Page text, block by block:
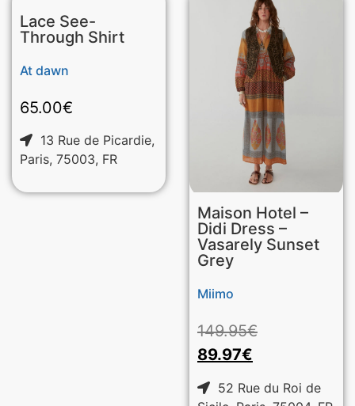
Lace See-
Through Shirt
At dawn
65.00€
13 Rue de Picardie,
Paris, 75003, FR
Maison Hotel –
Didi Dress –
Vasarely Sunset
Grey
Miimo
149.95€
89.97€
52 Rue du Roi de